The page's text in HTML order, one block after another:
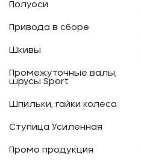
Полуоси
Привода в сборе
Шкивы
Промежуточные валы,
шрусы Sport
Шпильки, гайки колеса
Ступица Усиленная
Промо продукция